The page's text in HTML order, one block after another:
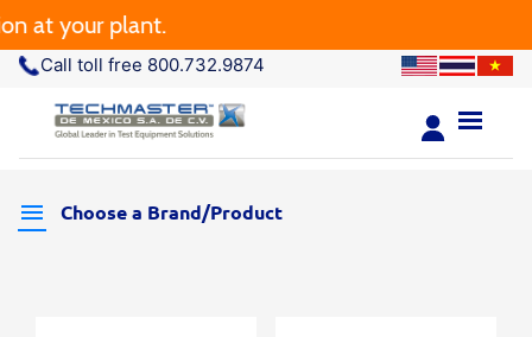
your plant.
Call toll free 800.732.9874
Choose a Brand/Product